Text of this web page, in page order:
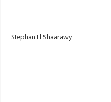
Stephan El Shaarawy